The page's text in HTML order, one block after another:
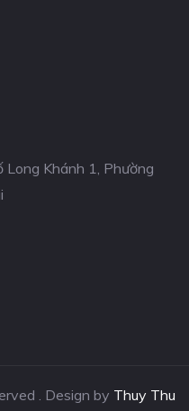
Long Khánh 1, Phường
. Design by Thuy Thu